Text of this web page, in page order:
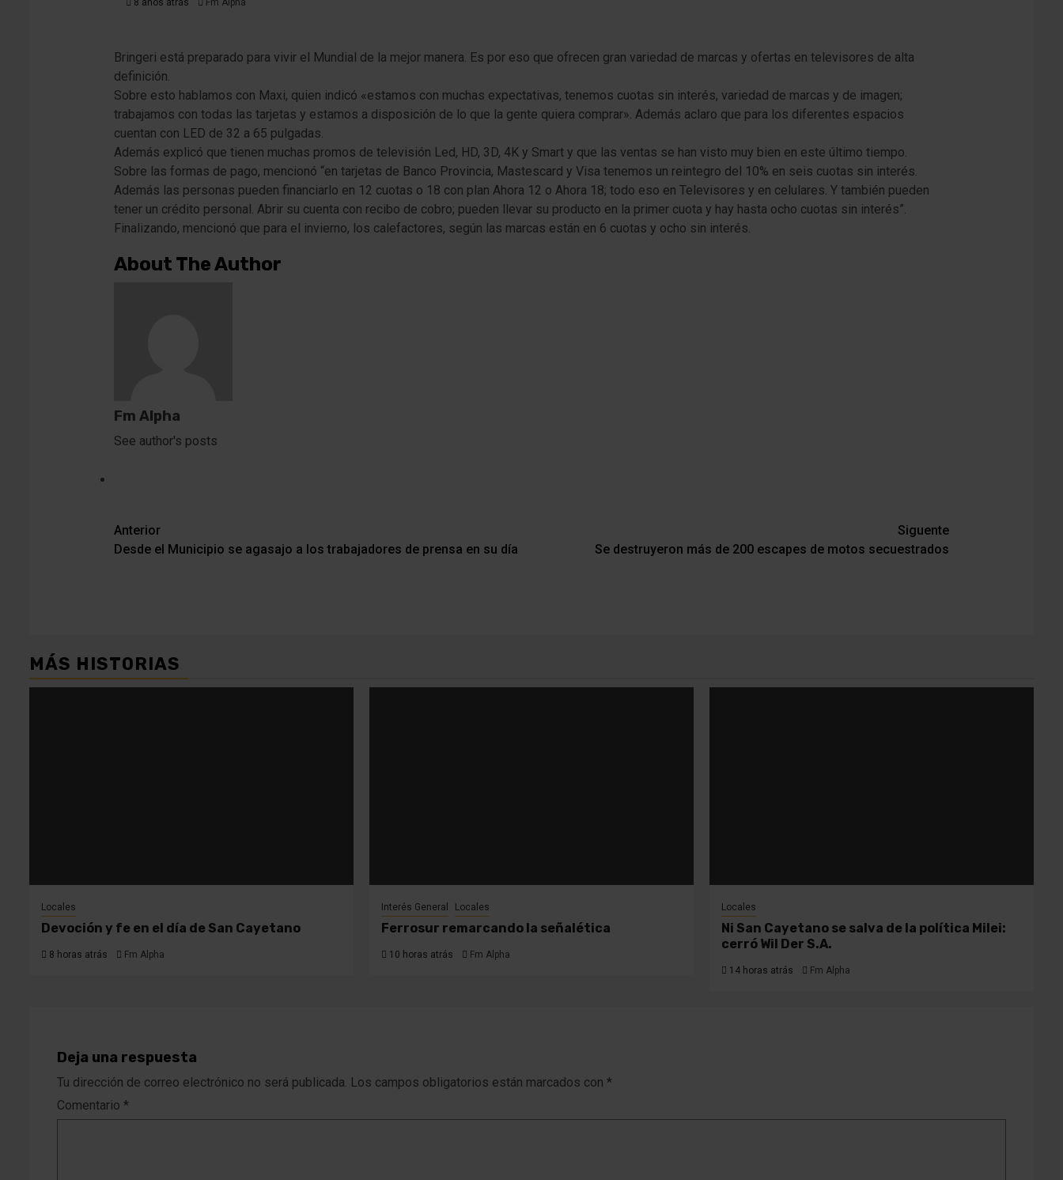
8 años atrás Fm Alpha
Bringeri está preparado para vivir el Mundial de la mejor manera. Es por eso que ofrecen gran variedad de marcas y ofertas en televisores de alta
definición.
Sobre esto hablamos con Maxi, quien indicó «estamos con muchas expectativas, tenemos cuotas sin interés, variedad de marcas y de imagen;
trabajamos con todas las tarjetas y estamos a disposición de lo que la gente quiera comprar». Además aclaro que para los diferentes espacios
cuentan con LED de 32 a 65 pulgadas.
Además explicó que tienen muchas promos de televisión Led, HD, 3D, 4K y Smart y que las ventas se han visto muy bien en este último tiempo.
Sobre las formas de pago, mencionó “en tarjetas de Banco Provincia, Mastescard y Visa tenemos un reintegro del 10% en seis cuotas sin interés.
Además las personas pueden financiarlo en 12 cuotas o 18 con plan Ahora 12 o Ahora 18; todo eso en Televisores y en celulares. Y también pueden
tener un crédito personal. Abrir su cuenta con recibo de cobro; pueden llevar su producto en la primer cuota y hay hasta ocho cuotas sin interés”.
Finalizando, mencionó que para el invierno, los calefactores, según las marcas están en 6 cuotas y ocho sin interés.
About The Author
Fm Alpha
See author's posts
Navegación
de
Anterior
Desde el Municipio se agasajo a los trabajadores de prensa en su día
Siguente
Se destruyeron más de 200 escapes de motos secuestrados
MÁS HISTORIAS
Locales
Devoción y fe en el día de San Cayetano
8 horas atrás Fm Alpha
Interés General Locales
Ferrosur remarcando la señalética
10 horas atrás Fm Alpha
Locales
Ni San Cayetano se salva de la política Milei:
cerró Wil Der S.A.
14 horas atrás Fm Alpha
Deja una respuesta
Tu dirección de correo electrónico no será publicada. Los campos obligatorios están marcados con *
Comentario *